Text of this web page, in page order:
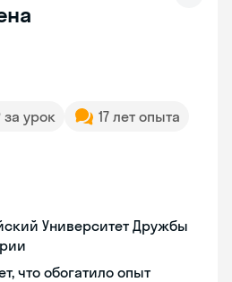
за урок
17 лет опыта
Университет Дружбы
что обогатило опыт